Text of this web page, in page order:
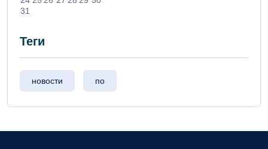
31
Теги
новости по